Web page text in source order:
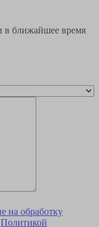
в ближайшее время
на обработку
Политикой